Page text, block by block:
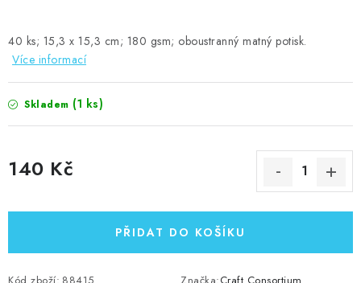
40 ks; 15,3 x 15,3 cm; 180 gsm; oboustranný matný potisk.
Více informací
Skladem (1 ks)
140 Kč
PŘIDAT DO KOŠÍKU
Kód zboží: 88415 Značka:Craft Consortium